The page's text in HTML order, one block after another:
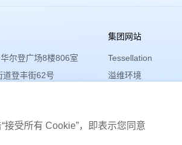
受所有 Cookie”，即表示您同意
尔登广场8楼806室
道登丰街62号
集团网站
Tessellation
溢维环境